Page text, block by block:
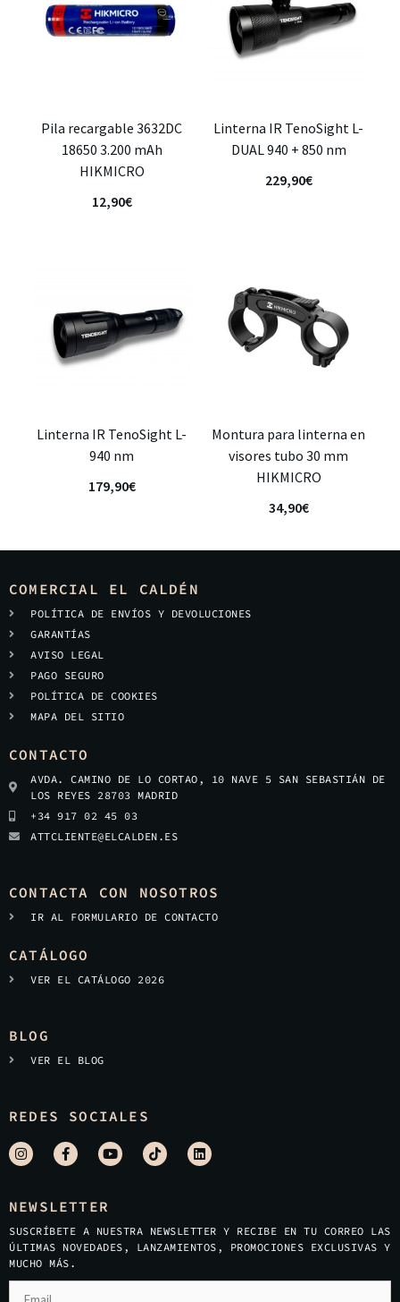
Pila recargable 3632DC
18650 3.200 mAh
HIKMICRO
12,90€
Linterna IR TenoSight L-
DUAL 940 + 850 nm
229,90€
Linterna IR TenoSight L-
940 nm
179,90€
Montura para linterna en
visores tubo 30 mm
HIKMICRO
34,90€
COMERCIAL EL CALDÉN
POLÍTICA DE ENVÍOS Y DEVOLUCIONES
GARANTÍAS
AVISO LEGAL
PAGO SEGURO
POLÍTICA DE COOKIES
MAPA DEL SITIO
CONTACTO
AVDA. CAMINO DE LO CORTAO, 10 NAVE 5 SAN SEBASTIÁN DE
LOS REYES 28703 MADRID
+34 917 02 45 03
ATTCLIENTE@ELCALDEN.ES
CONTACTA CON NOSOTROS
IR AL FORMULARIO DE CONTACTO
CATÁLOGO
VER EL CATÁLOGO 2026
BLOG
VER EL BLOG
REDES SOCIALES
NEWSLETTER
SUSCRÍBETE A NUESTRA NEWSLETTER Y RECIBE EN TU CORREO LAS
ÚLTIMAS NOVEDADES, LANZAMIENTOS, PROMOCIONES EXCLUSIVAS Y
MUCHO MÁS.